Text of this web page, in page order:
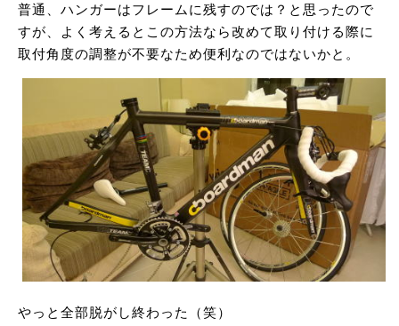
普通、ハンガーはフレームに残すのでは？と思ったので
すが、よく考えるとこの方法なら改めて取り付ける際に
取付角度の調整が不要なため便利なのではないかと。
やっと全部脱がし終わった（笑）